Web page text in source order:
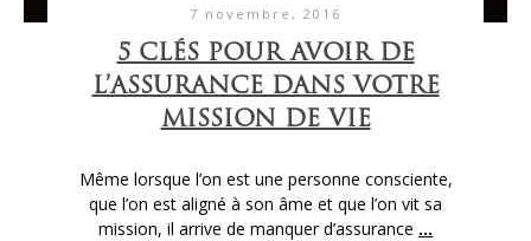
7 novembre, 2016
5 CLÉS POUR AVOIR DE
L’ASSURANCE DANS VOTRE
MISSION DE VIE
Même lorsque l’on est une personne consciente,
que l’on est aligné à son âme et que l’on vit sa
mission, il arrive de manquer d’assurance ...